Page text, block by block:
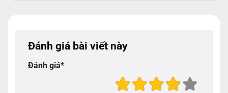
Đánh giá bài viết này
Đánh giá*